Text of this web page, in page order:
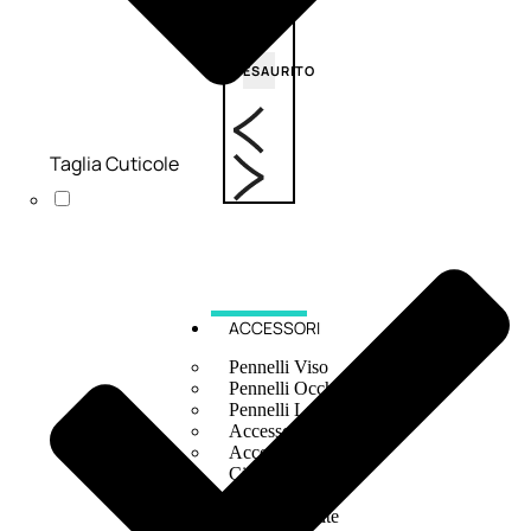
ESAURITO
ACCESSORI
Pennelli Viso
Pennelli Occhi
Pennelli Labbra
Accessori Make Up
Accessori Occhi
Ciglia Finte
Temperamatite
Taglia Cuticole